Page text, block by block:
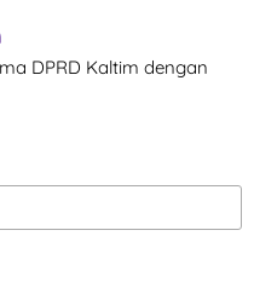
DPRD Kaltim dengan